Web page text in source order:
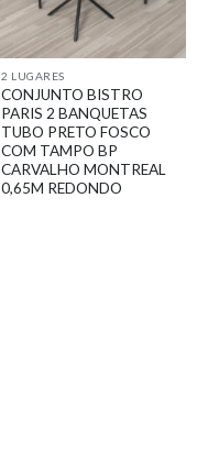
2 LUGARES
CONJUNTO BISTRO
PARIS 2 BANQUETAS
TUBO PRETO FOSCO
COM TAMPO BP
CARVALHO MONTREAL
0,65M REDONDO